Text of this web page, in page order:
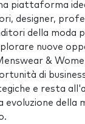
piattaforma
designer,
della moda
nuove
&
di
e resta
evoluzione della